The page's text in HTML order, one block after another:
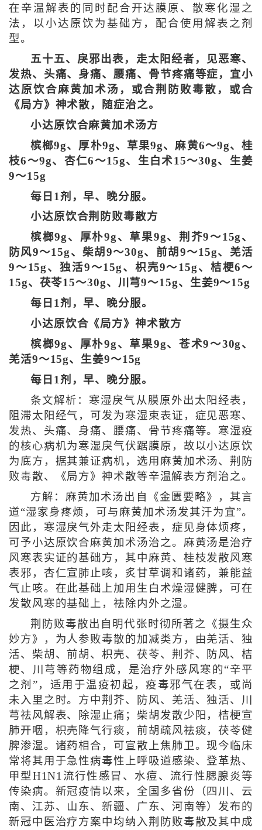
在辛温解表的同时配合开达膜原、散寒化湿之
法，以小达原饮为基础方，配合使用解表之剂
型。
五十五、戾邪出表，走太阳经者，见恶寒、
发热、头痛、身痛、腰痛、骨节疼痛等症，宜小
达原饮合麻黄加术汤，或合荆防败毒散，或合
《局方》神术散，随症治之。
小达原饮合麻黄加术汤方
槟榔9g、厚朴9g、草果9g、麻黄6～9g、桂
枝6～9g、杏仁6～15g、生白术15～30g、生姜
9～15g
每日1剂，早、晚分服。
小达原饮合荆防败毒散方
槟榔9g、厚朴9g、草果9g、荆芥9～15g、
防风9～15g、柴胡9～30g、前胡9～15g、羌活
9～15g、独活9～15g、枳壳9～15g、桔梗6～
15g、茯苓15～30g、川芎9～15g、生姜9～15g
每日1剂，早、晚分服。
小达原饮合《局方》神术散方
槟榔9g、厚朴9g、草果9g、苍术9～30g、
羌活9～15g、生姜9～15g
每日1剂，早、晚分服。
条文解析：寒湿戾气从膜原外出太阳经表，
阻滞太阳经气，可发为寒湿束表证，症见恶寒、
发热、头痛、身痛、腰痛、骨节疼痛等。寒湿疫
的核心病机为寒湿戾气伏踞膜原，故以小达原饮
为底方，据其兼证病机，选用麻黄加术汤、荆防
败毒散、《局方》神术散等辛温解表方剂治之。
方解：麻黄加术汤出自《金匮要略》，其言
道“湿家身疼烦，可与麻黄加术汤发其汗为宜”。
因此，寒湿戾气外走太阳经表，症见身体烦疼，
可予小达原饮合麻黄加术汤治之。麻黄汤是治疗
风寒表实证的基础方，其中麻黄、桂枝发散风寒
表邪，杏仁宣肺止咳，炙甘草调和诸药，兼能益
气止咳。在此基础上加用生白术燥湿健脾，可在
发散风寒的基础上，祛除内外之湿。
荆防败毒散出自明代张时彻所著之《摄生众
妙方》，为人参败毒散的加减类方，由羌活、独
活、柴胡、前胡、枳壳、茯苓、荆芥、防风、桔
梗、川芎等药物组成，是治疗外感风寒的“辛平
之剂”，适用于温疫初起，疫毒邪气在表，或尚
未入里之时。方中荆芥、防风、羌活、独活、川
芎祛风解表、除湿止痛；柴胡发散少阳，桔梗宣
肺开咽，枳壳降气行痰，前胡疏风祛痰，茯苓健
脾渗湿。诸药相合，可宣散上焦肺卫。现今临床
常将其用于急性病毒性上呼吸道感染、登革热、
甲型H1N1流行性感冒、水痘、流行性腮腺炎等
传染病。新冠疫情以来，全国多省份（四川、云
南、江苏、山东、新疆、广东、河南等）发布的
新冠中医治疗方案中均纳入荆防败毒散及其中成